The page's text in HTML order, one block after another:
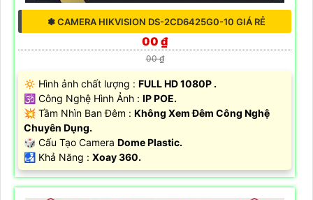
✽ CAMERA HIKVISION DS-2CD6425G0-10 GIÁ RẺ
00 ₫
00 ₫
🔅 Hình ảnh chất lượng : FULL HD 1080P .
🕉️ Công Nghệ Hình Ảnh : IP POE.
💥 Tầm Nhìn Ban Đêm : Không Xem Đêm Công Nghệ
Chuyên Dụng.
🎲 Cấu Tạo Camera Dome Plastic.
️🛃 Khả Năng : Xoay 360.